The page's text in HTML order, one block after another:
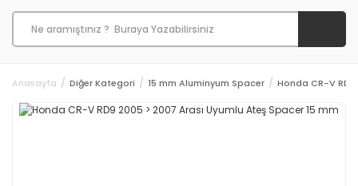
Anasayfa Diğer Kategori 15 mm Aluminyum Spacer Honda CR-V